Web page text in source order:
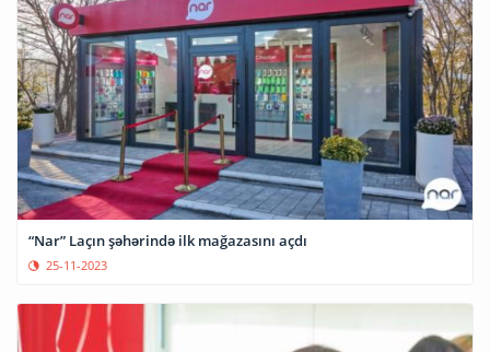
“Nar” Laçın şəhərində ilk mağazasını açdı
25-11-2023